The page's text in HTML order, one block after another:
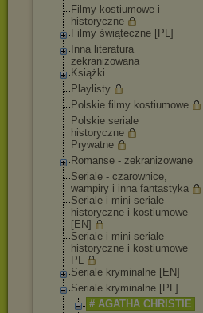
Filmy kostiumowe i
historyczne
Filmy świąteczne [PL]
Inna literatura
zekranizowana
Książki
Playlisty
Polskie filmy kostiumowe
Polskie seriale
historyczne
Prywatne
Romanse - zekranizowane
Seriale - czarownice,
wampiry i inna fantastyka
Seriale i mini-seriale
historyczne i kostiumowe
[EN]
Seriale i mini-seriale
historyczne i kostiumowe
PL
Seriale kryminalne [EN]
Seriale kryminalne [PL]
# AGATHA CHRISTIE